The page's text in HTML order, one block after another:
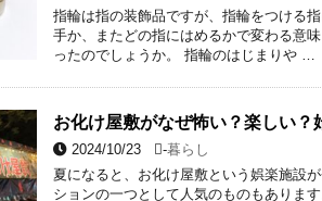
指輪は指の装飾品ですが、指輪をつける
手か、またどの指にはめるかで変わる意
ったのでしょうか。 指輪のはじまりや …
お化け屋敷がなぜ怖い？楽しい？
2024/10/23 -暮らし
夏になると、お化け屋敷という娯楽施設
ションの一つとして人気のものもありま